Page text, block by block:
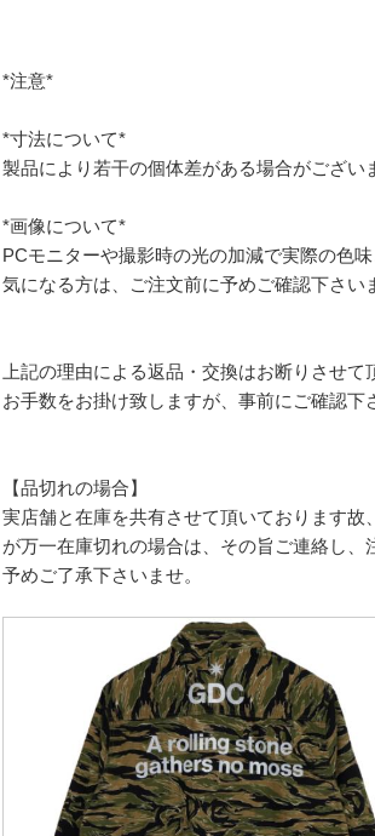
*注意*
*寸法について*
製品により若干の個体差がある場合がござい
*画像について*
PCモニターや撮影時の光の加減で実際の色
気になる方は、ご注文前に予めご確認下さい
上記の理由による返品・交換はお断りさせて
お手数をお掛け致しますが、事前にご確認下
【品切れの場合】
実店舗と在庫を共有させて頂いております
が万一在庫切れの場合は、その旨ご連絡し、
予めご了承下さいませ。